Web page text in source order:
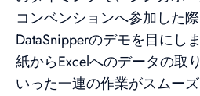
コンベンションへ参加した
DataSnipperのデモを目にし
紙からExcelへのデータの取
いった一連の作業がスムー